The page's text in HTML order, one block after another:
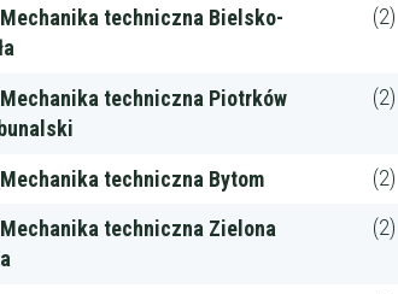
Mechanika techniczna Bielsko-
(2)
Mechanika techniczna Piotrków
(2)
Mechanika techniczna Bytom (2)
Mechanika techniczna Zielona
(2)